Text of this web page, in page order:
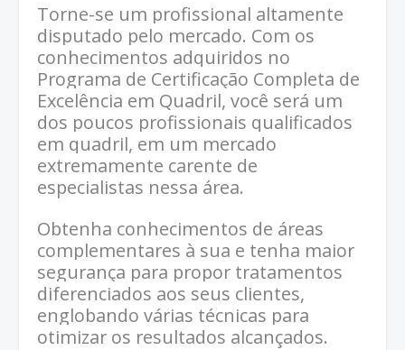
Torne-se um profissional altamente
disputado pelo mercado. Com os
conhecimentos adquiridos no
Programa de Certificação Completa de
Excelência em Quadril, você será um
dos poucos profissionais qualificados
em quadril, em um mercado
extremamente carente de
especialistas nessa área.
Obtenha conhecimentos de áreas
complementares à sua e tenha maior
segurança para propor tratamentos
diferenciados aos seus clientes,
englobando várias técnicas para
otimizar os resultados alcançados.